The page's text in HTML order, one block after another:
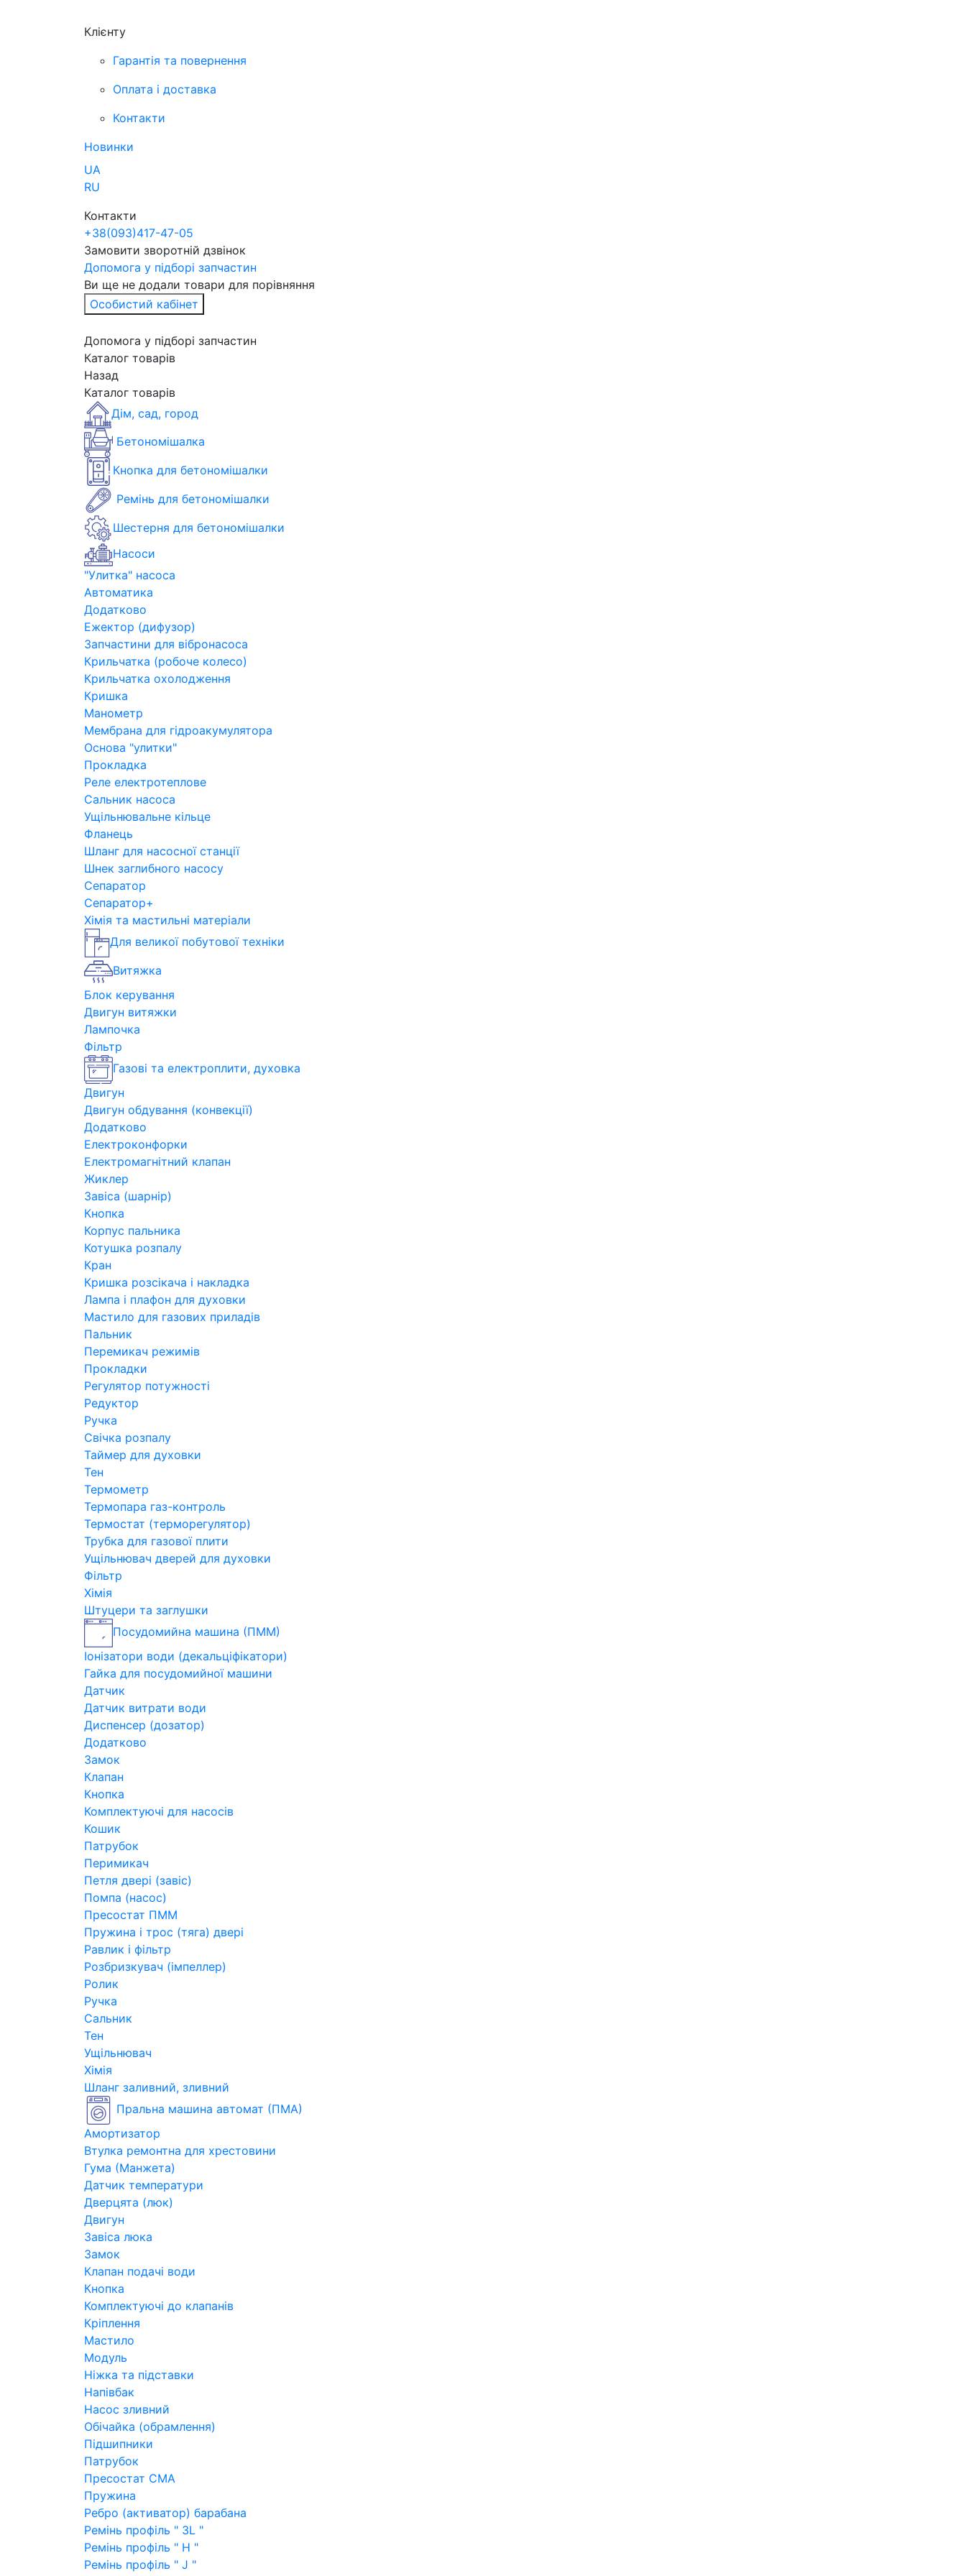
Клієнту
Гарантія та повернення
Оплата і доставка
Контакти
Новинки
UA
RU
Контакти
+38(093)417-47-05
Замовити зворотній дзвінок
Допомога у підборі запчастин
Ви ще не додали товари для порівняння
Особистий кабінет
Допомога у підборі запчастин
Каталог товарів
Назад
Каталог товарів
Дім, сад, город
Бетономішалка
Кнопка для бетономішалки
Ремінь для бетономішалки
Шестерня для бетономішалки
Насоси
"Улитка" насоса
Автоматика
Додатково
Ежектор (дифузор)
Запчастини для вібронасоса
Крильчатка (робоче колесо)
Крильчатка охолодження
Кришка
Манометр
Мембрана для гідроакумулятора
Основа "улитки"
Прокладка
Реле електротеплове
Сальник насоса
Ущільнювальне кільце
Фланець
Шланг для насосної станції
Шнек заглибного насосу
Сепаратор
Сепаратор+
Хімія та мастильні матеріали
Для великої побутової техніки
Витяжка
Блок керування
Двигун витяжки
Лампочка
Фільтр
Газові та електроплити, духовка
Двигун
Двигун обдування (конвекції)
Додатково
Електроконфорки
Електромагнітний клапан
Жиклер
Завіса (шарнір)
Кнопка
Корпус пальника
Котушка розпалу
Кран
Кришка розсікача і накладка
Лампа і плафон для духовки
Мастило для газових приладів
Пальник
Перемикач режимів
Прокладки
Регулятор потужності
Редуктор
Ручка
Свічка розпалу
Таймер для духовки
Тен
Термометр
Термопара газ-контроль
Термостат (терморегулятор)
Трубка для газової плити
Ущільнювач дверей для духовки
Фільтр
Хімія
Штуцери та заглушки
Посудомийна машина (ПММ)
Іонізатори води (декальціфікатори)
Гайка для посудомийної машини
Датчик
Датчик витрати води
Диспенсер (дозатор)
Додатково
Замок
Клапан
Кнопка
Комплектуючі для насосів
Кошик
Патрубок
Перимикач
Петля двері (завіс)
Помпа (насос)
Пресостат ПММ
Пружина і трос (тяга) двері
Равлик і фільтр
Розбризкувач (імпеллер)
Ролик
Ручка
Сальник
Тен
Ущільнювач
Хімія
Шланг заливний, зливний
Пральна машина автомат (ПМА)
Амортизатор
Втулка ремонтна для хрестовини
Гума (Манжета)
Датчик температури
Дверцята (люк)
Двигун
Завіса люка
Замок
Клапан подачі води
Кнопка
Комплектуючі до клапанів
Кріплення
Мастило
Модуль
Ніжка та підставки
Напівбак
Насос зливний
Обічайка (обрамлення)
Підшипники
Патрубок
Пресостат СМА
Пружина
Ребро (активатор) барабана
Ремінь профіль " 3L "
Ремінь профіль " H "
Ремінь профіль " J "